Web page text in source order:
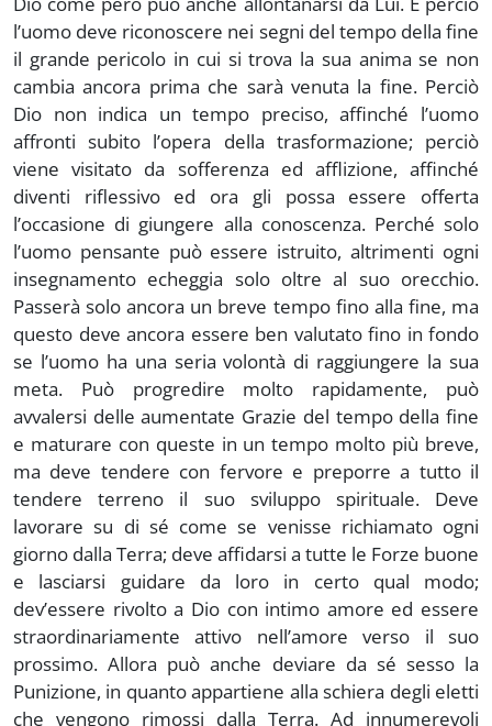
l’uomo deve riconoscere nei segni del tempo della fine
il grande pericolo in cui si trova la sua anima se non
cambia ancora prima che sarà venuta la fine. Perciò
Dio non indica un tempo preciso, affinché l’uomo
affronti subito l’opera della trasformazione; perciò
viene visitato da sofferenza ed afflizione, affinché
diventi riflessivo ed ora gli possa essere offerta
l’occasione di giungere alla conoscenza. Perché solo
l’uomo pensante può essere istruito, altrimenti ogni
insegnamento echeggia solo oltre al suo orecchio.
Passerà solo ancora un breve tempo fino alla fine, ma
questo deve ancora essere ben valutato fino in fondo
se l’uomo ha una seria volontà di raggiungere la sua
meta. Può progredire molto rapidamente, può
avvalersi delle aumentate Grazie del tempo della fine
e maturare con queste in un tempo molto più breve,
ma deve tendere con fervore e preporre a tutto il
tendere terreno il suo sviluppo spirituale. Deve
lavorare su di sé come se venisse richiamato ogni
giorno dalla Terra; deve affidarsi a tutte le Forze buone
e lasciarsi guidare da loro in certo qual modo;
dev’essere rivolto a Dio con intimo amore ed essere
straordinariamente attivo nell’amore verso il suo
prossimo. Allora può anche deviare da sé sesso la
Punizione, in quanto appartiene alla schiera degli eletti
che vengono rimossi dalla Terra. Ad innumerevoli